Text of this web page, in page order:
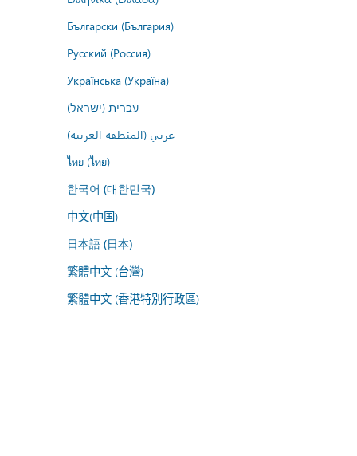
Български (България)
Русский (Россия)
Українська (Україна)
עברית (ישראל)
عربي (المنطقة العربية)
ไทย (ไทย)
한국어 (대한민국)
中文(中国)
日本語 (日本)
繁體中文 (台灣)
繁體中文 (香港特別行政區)